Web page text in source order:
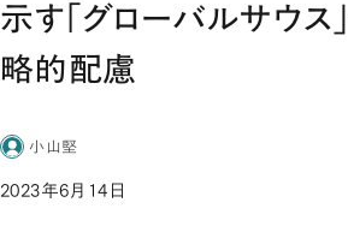
示す「グローバルサウス
略的配慮
小山堅
2023年6月14日